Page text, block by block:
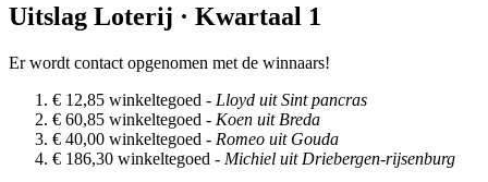
Uitslag Loterij · Kwartaal 1
Er wordt contact opgenomen met de winnaars!
€ 12,85 winkeltegoed - Lloyd uit Sint pancras
€ 60,85 winkeltegoed - Koen uit Breda
€ 40,00 winkeltegoed - Romeo uit Gouda
€ 186,30 winkeltegoed - Michiel uit Driebergen-rijsenburg